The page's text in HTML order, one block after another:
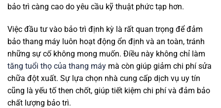
bảo trì càng cao do yêu cầu kỹ thuật phức tạp hơn.
Việc đầu tư vào bảo trì định kỳ là rất quan trọng để đảm
bảo thang máy luôn hoạt động ổn định và an toàn, tránh
những sự cố không mong muốn. Điều này không chỉ làm
tăng tuổi thọ của thang máy mà còn giúp giảm chi phí sửa
chữa đột xuất. Sự lựa chọn nhà cung cấp dịch vụ uy tín
cũng là yếu tố then chốt, giúp tiết kiệm chi phí và đảm bảo
chất lượng bảo trì.